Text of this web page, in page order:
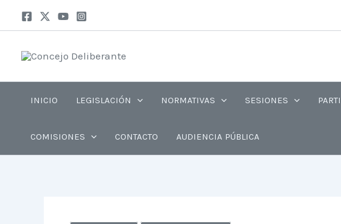
INICIO LEGISLACIÓN NORMATIVAS SESIONES
COMISIONES CONTACTO AUDIENCIA PÚBLICA